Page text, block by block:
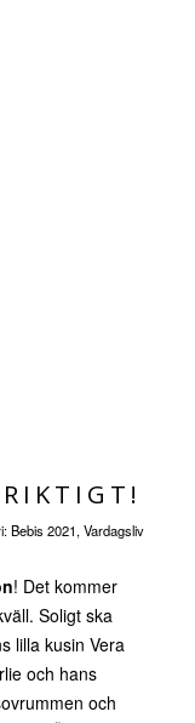
Bebis 2021, Vardagsliv
! Det kommer
Soligt ska
lilla kusin Vera
och hans
och